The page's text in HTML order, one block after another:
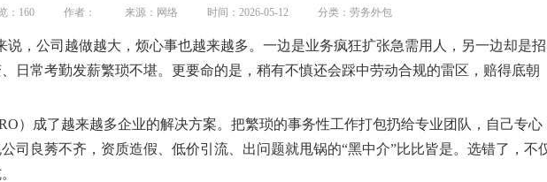
： 160 作者： 来源：网络 时间：2026-05-12 分类：劳务外包
说，公司越做越大，烦心事也越来越多。一边是业务疯狂扩张急需用人，另一边却是招
日常考勤发薪繁琐不堪。更要命的是，稍有不慎还会踩中劳动合规的雷区，赔得底朝
）成了越来越多企业的解决方案。把繁琐的事务性工作打包扔给专业团队，自己专心
司良莠不齐，资质造假、低价引流、出问题就甩锅的“黑中介”比比皆是。选错了，不